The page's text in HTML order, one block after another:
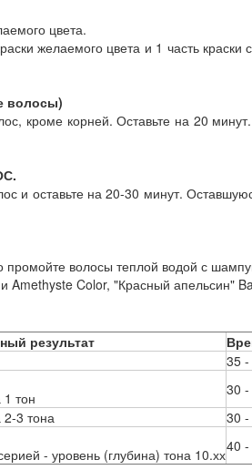
цвета.
желаемого цвета и 1 часть
волосы)
кроме корней. Оставьте на 20
и оставьте на 20-30 минут.
волосы теплой водой с
Color, "Красный апельсин"
результат
35
тон
30
3 тона
30
- уровень (глубина) тона 10.хх40